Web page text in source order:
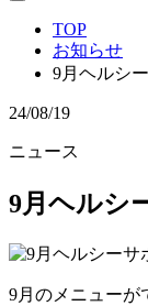
TOP
お知らせ
9月ヘルシ
24/08/19
ニュース
9月ヘルシ
9月のメニューが